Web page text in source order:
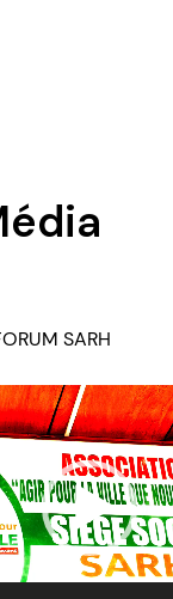
SARH